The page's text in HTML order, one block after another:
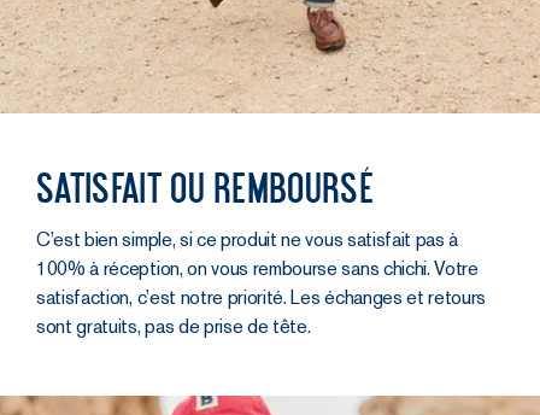
Satisfait ou remboursé
C’est bien simple, si ce produit ne vous satisfait pas à
100% à réception, on vous rembourse sans chichi. Votre
satisfaction, c’est notre priorité. Les échanges et retours
sont gratuits, pas de prise de tête.